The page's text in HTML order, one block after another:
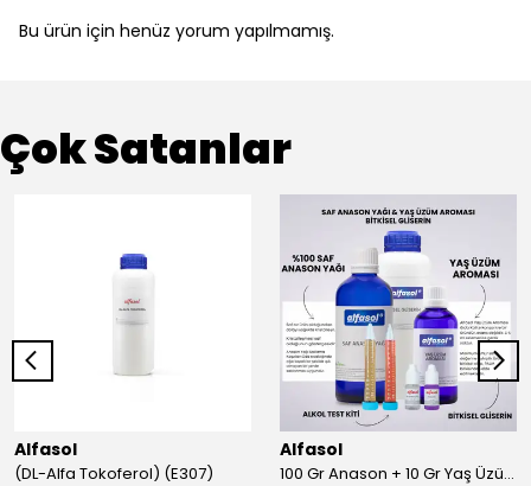
Bu ürün için henüz yorum yapılmamış.
Çok Satanlar
Alfasol
(DL-Alfa Tokoferol) (E307)
Alfasol
100 Gr Anason + 10 Gr Yaş Üzüm + 250 Gr Gliserin + Alkol Test Kiti